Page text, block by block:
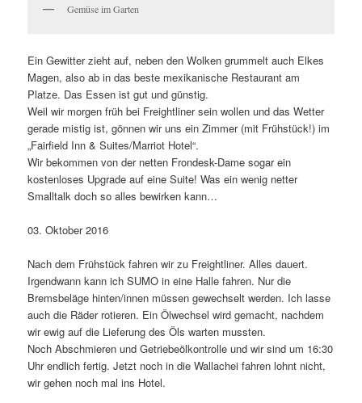
Gemüse im Garten
Ein Gewitter zieht auf, neben den Wolken grummelt auch Elkes
Magen, also ab in das beste mexikanische Restaurant am
Platze. Das Essen ist gut und günstig.
Weil wir morgen früh bei Freightliner sein wollen und das Wetter
gerade mistig ist, gönnen wir uns ein Zimmer (mit Frühstück!) im
„Fairfield Inn & Suites/Marriot Hotel“.
Wir bekommen von der netten Frondesk-Dame sogar ein
kostenloses Upgrade auf eine Suite! Was ein wenig netter
Smalltalk doch so alles bewirken kann…
03. Oktober 2016
Nach dem Frühstück fahren wir zu Freightliner. Alles dauert.
Irgendwann kann ich SUMO in eine Halle fahren. Nur die
Bremsbeläge hinten/innen müssen gewechselt werden. Ich lasse
auch die Räder rotieren. Ein Ölwechsel wird gemacht, nachdem
wir ewig auf die Lieferung des Öls warten mussten.
Noch Abschmieren und Getriebeölkontrolle und wir sind um 16:30
Uhr endlich fertig. Jetzt noch in die Wallachei fahren lohnt nicht,
wir gehen noch mal ins Hotel.